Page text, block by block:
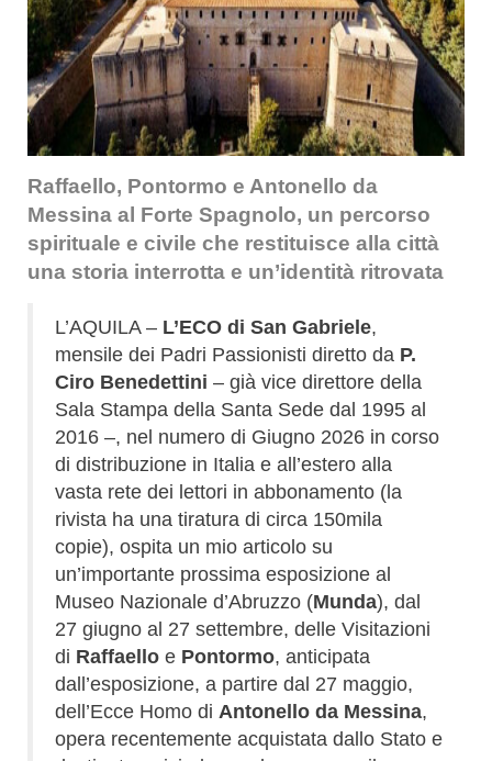
Raffaello, Pontormo e Antonello da
Messina al Forte Spagnolo, un percorso
spirituale e civile che restituisce alla città
una storia interrotta e un’identità ritrovata
L’AQUILA – L’ECO di San Gabriele,
mensile dei Padri Passionisti diretto da P.
Ciro Benedettini – già vice direttore della
Sala Stampa della Santa Sede dal 1995 al
2016 –, nel numero di Giugno 2026 in corso
di distribuzione in Italia e all’estero alla
vasta rete dei lettori in abbonamento (la
rivista ha una tiratura di circa 150mila
copie), ospita un mio articolo su
un’importante prossima esposizione al
Museo Nazionale d’Abruzzo (Munda), dal
27 giugno al 27 settembre, delle Visitazioni
di Raffaello e Pontormo, anticipata
dall’esposizione, a partire dal 27 maggio,
dell’Ecce Homo di Antonello da Messina,
opera recentemente acquistata dallo Stato e